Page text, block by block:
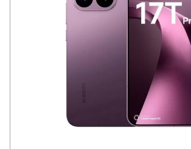
Согласен c политикой
конфиденциальности